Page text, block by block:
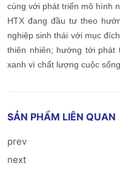
cùng với phát triển mô hình
HTX đang đầu tư theo
nghiệp sinh thái với mục
thiên nhiên; hướng tới phát
xanh vì chất lượng cuộc
SẢN PHẨM LIÊN QUAN
prev
next